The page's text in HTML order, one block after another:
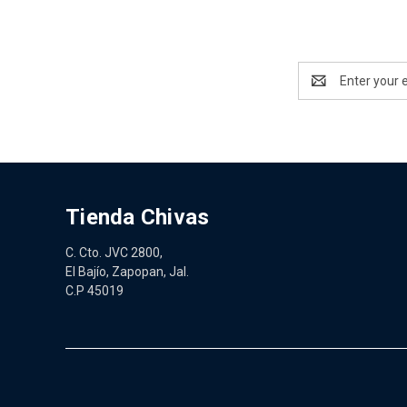
Address
Tienda Chivas
C. Cto. JVC 2800,
El Bajío, Zapopan, Jal.
C.P 45019